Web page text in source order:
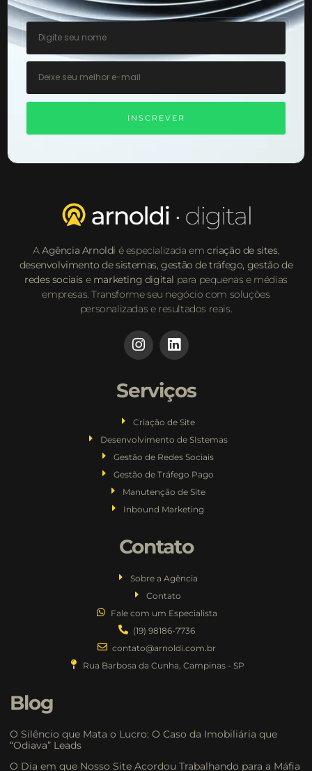
INSCREVER
AAgência Arnoldi é especializada em criação de sites,
desenvolvimento de sistemas,gestão de tráfego, gestão de
redes sociaise marketing digital para pequenas e médias
empresas. Transforme seu negócio com soluções
personalizadas e resultados reais.
Serviços
Criação de Site
Desenvolvimento de SIstemas
Gestão de Redes Sociais
Gestão de Tráfego Pago
Manutenção de Site
Inbound Marketing
Contato
Sobre a Agência
Contato
Fale com um Especialista
(19) 98186-7736
contato@arnoldi.com.br
Rua Barbosa da Cunha, Campinas - SP
Blog
O Silêncio que Mata o Lucro: O Caso da Imobiliária que
“Odiava” Leads
O Dia em que Nosso Site Acordou Trabalhando para a Máfia